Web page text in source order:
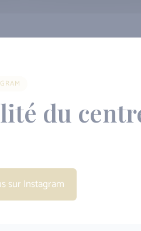
du
sur Instagram